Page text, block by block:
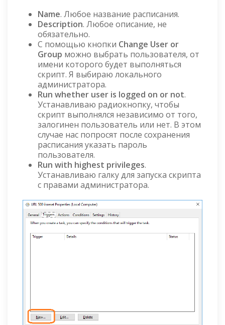
Name. Любое название расписания.
Description. Любое описание, не
обязательно.
С помощью кнопки Change User or
Group можно выбрать пользователя, от
имени которого будет выполняться
скрипт. Я выбираю локального
администратора.
Run whether user is logged on or not.
Устанавливаю радиокнопку, чтобы
скрипт выполнялся независимо от того,
залогинен пользователь или нет. В этом
случае нас попросят после сохранения
расписания указать пароль
пользователя.
Run with highest privileges.
Устанавливаю галку для запуска скрипта
с правами администратора.